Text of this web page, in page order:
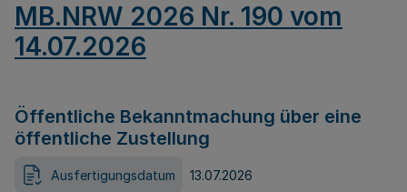
MB.NRW 2026 Nr. 190 vom
14.07.2026
Öffentliche Bekanntmachung über eine
öffentliche Zustellung
Ausfertigungsdatum 13.07.2026